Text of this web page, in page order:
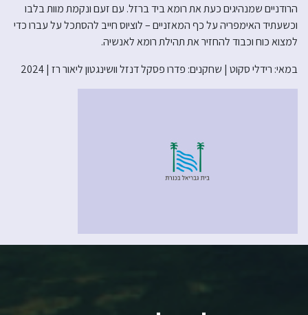
הרודניים שמנהיגים כעת את רומא ביד ברזל. עם זעם ונקמת מוות בלבו
וכשעתיד האימפריה על כף המאזניים – לוציוס חייב להסתכל על עברו כדי
למצוא כוח וכבוד להחזיר את תהילת רומא לאנשיה.
במאי: רידלי סקוט | שחקנים: פדרו פסקל דנזל וושינגטון ליאור רז | 2024